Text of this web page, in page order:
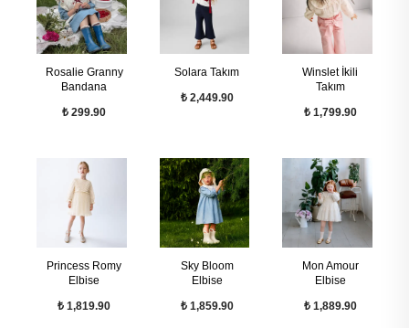
Rosalie Granny
Bandana
₺ 299.90
Solara Takım
₺ 2,449.90
Winslet İkili
Takım
₺ 1,799.90
Princess Romy
Elbise
₺ 1,819.90
Sky Bloom
Elbise
₺ 1,859.90
Mon Amour
Elbise
₺ 1,889.90